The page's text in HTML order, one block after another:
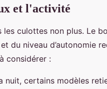
et l'activité
les culottes non plus. Le
du niveau d’autonomie
considérer :
nuit, certains modèles